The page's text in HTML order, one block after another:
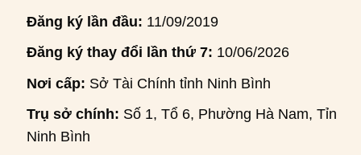
Đăng ký lần đầu: 11/09/2019
Đăng ký thay đổi lần thứ 7: 10/06/2026
Nơi cấp: Sở Tài Chính tỉnh Ninh Bình
Trụ sở chính: Số 1, Tổ 6, Phường Hà Nam, Tỉnh
Ninh Bình